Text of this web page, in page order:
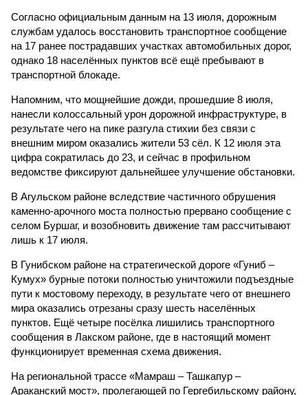
Согласно официальным данным на 13 июля, дорожным
службам удалось восстановить транспортное сообщение
на 17 ранее пострадавших участках автомобильных дорог,
однако 18 населённых пунктов всё ещё пребывают в
транспортной блокаде.
Напомним, что мощнейшие дожди, прошедшие 8 июля,
нанесли колоссальный урон дорожной инфраструктуре, в
результате чего на пике разгула стихии без связи с
внешним миром оказались жители 53 сёл. К 12 июля эта
цифра сократилась до 23, и сейчас в профильном
ведомстве фиксируют дальнейшее улучшение обстановки.
В Агульском районе вследствие частичного обрушения
каменно-арочного моста полностью прервано сообщение с
селом Буршаг, и возобновить движение там рассчитывают
лишь к 17 июля.
В Гунибском районе на стратегической дороге «Гуниб –
Кумух» бурные потоки полностью уничтожили подъездные
пути к мостовому переходу, в результате чего от внешнего
мира оказались отрезаны сразу шесть населённых
пунктов. Ещё четыре посёлка лишились транспортного
сообщения в Лакском районе, где в настоящий момент
функционирует временная схема движения.
На региональной трассе «Мамраш – Ташкапур –
Араканский мост», пролегающей по Гергебильскому району,